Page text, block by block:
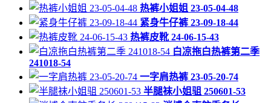
热裤小姐姐 23-05-04-48
紧身牛仔裤 23-09-18-44
热裤皮靴 24-06-15-43
白凉拖白热裤第二季
241018-54
一字肩热裤 23-05-20-74
半腿袜小姐驵 250601-53